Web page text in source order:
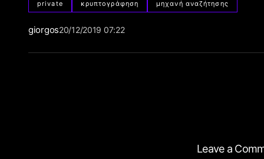
private κρυπτογράφηση μηχανή αναζήτησης
giorgos20/12/2019 07:22
Leave a